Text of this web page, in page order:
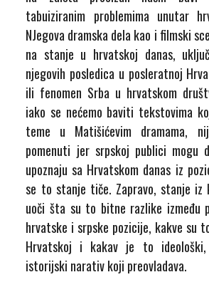
tabuiziranim problemima unutar
NJegova dramska dela kao i filmski
na stanje u hrvatskoj danas,
njegovih posledica u posleratnoj
ili fenomen Srba u hrvatskom
iako se nećemo baviti tekstovima
teme u Matišićevim dramama,
pomenuti jer srpskoj publici mogu
upoznaju sa Hrvatskom danas iz
se to stanje tiče. Zapravo, stanje iz
uoči šta su to bitne razlike između
hrvatske i srpske pozicije, kakve su
Hrvatskoj i kakav je to
istorijski narativ koji preovladava.